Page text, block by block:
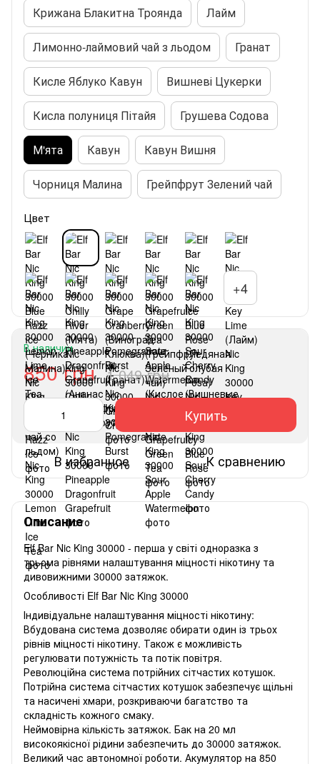
Крижана Блакитна Троянда Лайм
Лимонно-лаймовий чай з льодом Гранат
Кисле Яблуко Кавун Вишневі Цукерки
Кисла полуниця Пітайя Грушева Содова
М'ята Кавун Кавун Вишня
Чорниця Малина Грейпфрут Зелений чай
Цвет
+4
В наличии
850 грн 1 049 грн
Купить
В избранное К сравнению
Описание
Elf Bar Nic King 30000 - перша у світі одноразка з
трьома рівнями налаштування міцності нікотину та
дивовижними 30000 затяжок.
Особливості Elf Bar Nic King 30000
Індивідуальне налаштування міцності нікотину:
Вбудована система дозволяє обирати один із трьох
рівнів міцності нікотину. Також є можливість
регулювати потужність та потік повітря.
Революційна система потрійних сітчастих котушок.
Потрійна система сітчастих котушок забезпечує щільні
та насичені хмари, розкриваючи багатство та
складність кожного смаку.
Неймовірна кількість затяжок. Бак на 20 мл
високоякісної рідини забезпечить до 30000 затяжок.
Великий час автономної роботи. Акумулятор на 850